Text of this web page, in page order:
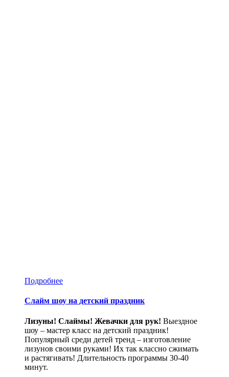
Подробнее
Слайм шоу на детский праздник
Лизуны! Слаймы! Жевачки для рук! Выездное
шоу – мастер класс на детский праздник!
Популярный среди детей тренд – изготовление
лизунов своими руками! Их так классно сжимать
и растягивать! Длительность программы 30-40
минут.